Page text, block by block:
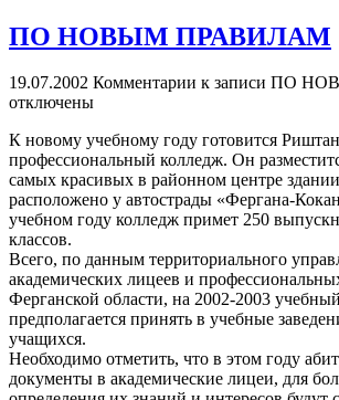
ПО НОВЫМ ПРАВИЛАМ
19.07.2002 Комментарии к записи ПО
отключены
К новому учебному году готовится
профессиональный колледж. Он
самых красивых в районном центре
расположено у автострады «Фергана-
учебном году колледж примет 250
классов.
Всего, по данным территориального
академических лицеев и
Ферганской области, на 2002-2003
предполагается принять в учебные
учащихся.
Необходимо отметить, что в этом году
документы в академические лицеи, для